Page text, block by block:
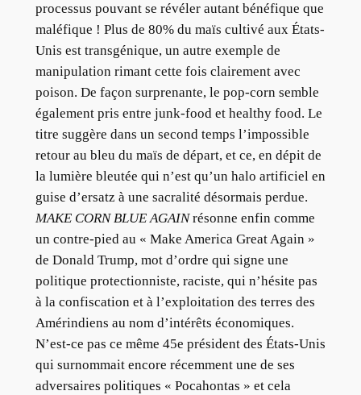
processus pouvant se révéler autant bénéfique que
maléfique ! Plus de 80% du maïs cultivé aux États-
Unis est transgénique, un autre exemple de
manipulation rimant cette fois clairement avec
poison. De façon surprenante, le pop-corn semble
également pris entre junk-food et healthy food. Le
titre suggère dans un second temps l’impossible
retour au bleu du maïs de départ, et ce, en dépit de
la lumière bleutée qui n’est qu’un halo artificiel en
guise d’ersatz à une sacralité désormais perdue.
MAKE CORN BLUE AGAINrésonne enfin comme
un contre-pied au « Make America Great Again »
de Donald Trump, mot d’ordre qui signe une
politique protectionniste, raciste, qui n’hésite pas
à la confiscation et à l’exploitation des terres des
Amérindiens au nom d’intérêts économiques.
N’est-ce pas ce même 45e président des États-Unis
qui surnommait encore récemment une de ses
adversaires politiques « Pocahontas » et cela